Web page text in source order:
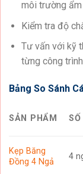
môi trường
Kiểm tra độ
Tư vấn với kỹ
từng công trình
Bảng So Sánh
SẢN PHẨM
Kẹp Băng
Đồng 4 Ngả
4